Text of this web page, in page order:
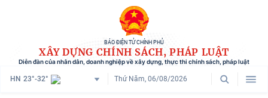
BÁO ĐIỆN TỬ CHÍNH PHỦ
XÂY DỰNG CHÍNH SÁCH, PHÁP LUẬT
Diễn đàn của nhân dân, doanh nghiệp về xây dựng, thực thi chính sách, pháp luật
HN 23°-32° Thứ Năm, 06/08/2026